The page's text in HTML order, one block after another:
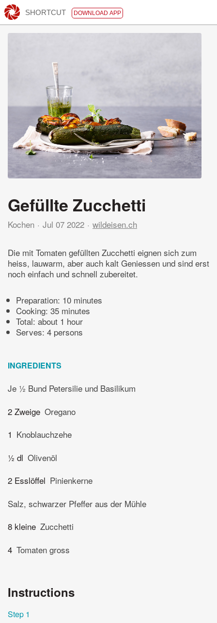
SHORTCUT DOWNLOAD APP
Gefüllte Zucchetti
Kochen Jul 07 2022 wildeisen.ch
Die mit Tomaten gefüllten Zucchetti eignen sich zum
heiss, lauwarm, aber auch kalt Geniessen und sind erst
noch einfach und schnell zubereitet.
Preparation: 10 minutes
Cooking: 35 minutes
Total: about 1 hour
Serves: 4 persons
INGREDIENTS
Je ½ Bund Petersilie und Basilikum
2 Zweige Oregano
1 Knoblauchzehe
½ dl Olivenöl
2 Esslöffel Pinienkerne
Salz, schwarzer Pfeffer aus der Mühle
8 kleine Zucchetti
4 Tomaten gross
Instructions
Step 1